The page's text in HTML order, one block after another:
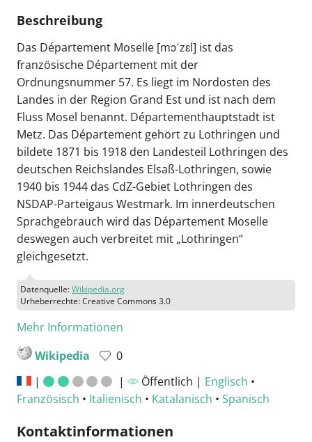
Beschreibung
Das Département Moselle [mɔˈzɛl] ist das
französische Département mit der
Ordnungsnummer 57. Es liegt im Nordosten des
Landes in der Region Grand Est und ist nach dem
Fluss Mosel benannt. Départementhauptstadt ist
Metz. Das Département gehört zu Lothringen und
bildete 1871 bis 1918 den Landesteil Lothringen des
deutschen Reichslandes Elsaß-Lothringen, sowie
1940 bis 1944 das CdZ-Gebiet Lothringen des
NSDAP-Parteigaus Westmark. Im innerdeutschen
Sprachgebrauch wird das Département Moselle
deswegen auch verbreitet mit „Lothringen“
gleichgesetzt.
Datenquelle:Wikipedia.org
Urheberrechte: Creative Commons 3.0
Mehr Informationen
Wikipedia
0
|
| Öffentlich | Englisch •
Französisch • Italienisch • Katalanisch • Spanisch
Kontaktinformationen